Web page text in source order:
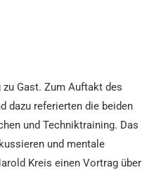
Gast. Zum Auftakt des
dazu referierten die beiden
und Techniktraining. Das
und mentale
Kreis einen Vortrag über